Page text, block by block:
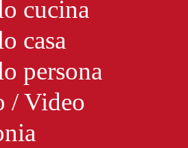
cucina
casa
persona
/ Video